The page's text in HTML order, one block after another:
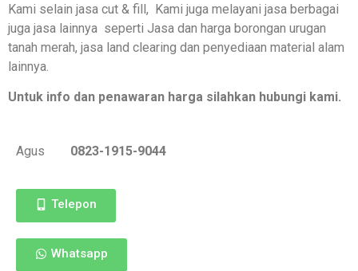
Kami selain jasa cut & fill, Kami juga melayani jasa berbagai
juga jasa lainnya seperti Jasa dan harga borongan urugan
tanah merah, jasa land clearing dan penyediaan material alam
lainnya.
Untuk info dan penawaran harga silahkan hubungi kami.
Agus 0823-1915-9044
Telepon
Whatsapp